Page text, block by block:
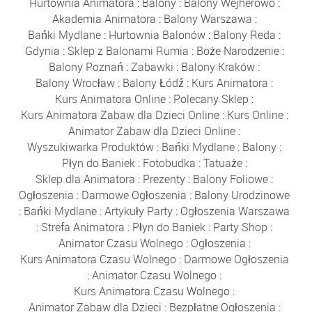
Akademia Animatora : Balony Warszawa :
Bańki Mydlane : Hurtownia Balonów : Balony Reda :
Gdynia : Sklep z Balonami Rumia : Boże Narodzenie:
Balony Poznań :Zabawki : Balony Kraków :
Balony Wrocław : Balony Łódź : Kurs Animatora :
Kurs Animatora Online : Polecany Sklep :
Kurs Animatora Zabaw dla Dzieci Online: Kurs Online:
Animator Zabaw dla Dzieci Online :
Wyszukiwarka Produktów : Bańki Mydlane : Balony :
Płyn do Baniek: Fotobudka :Tatuaże:
Sklep dla Animatora : Prezenty : Balony Foliowe :
Ogłoszenia : Darmowe Ogłoszenia : Balony Urodzinowe
: Bańki Mydlane :Artykuły Party : Ogłoszenia Warszawa
: Strefa Animatora : Płyn do Baniek : Party Shop :
Animator Czasu Wolnego: Ogłoszenia :
Kurs Animatora Czasu Wolnego: Darmowe Ogłoszenia
:Animator Czasu Wolnego :
Kurs Animatora Czasu Wolnego :
Animator Zabaw dla Dzieci : Bezpłatne Ogłoszenia :